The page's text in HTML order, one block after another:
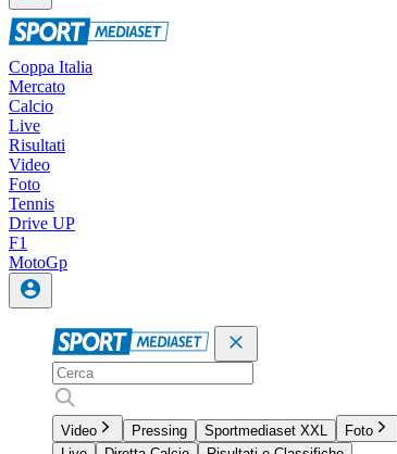
Coppa Italia
Mercato
Calcio
Live
Risultati
Video
Foto
Tennis
Drive UP
F1
MotoGp
Video Pressing Sportmediaset XXL
Foto